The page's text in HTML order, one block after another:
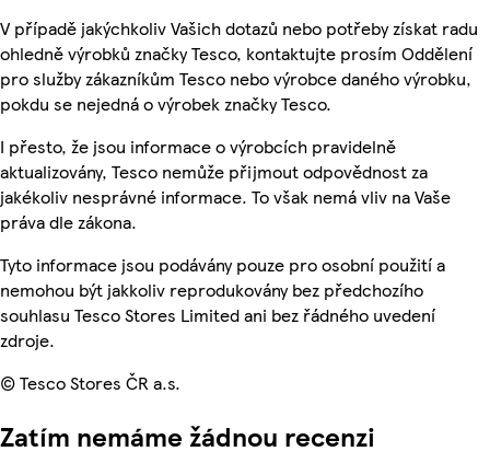
V případě jakýchkoliv Vašich dotazů nebo potřeby získat radu
ohledně výrobků značky Tesco, kontaktujte prosím Oddělení
pro služby zákazníkům Tesco nebo výrobce daného výrobku,
pokdu se nejedná o výrobek značky Tesco.
I přesto, že jsou informace o výrobcích pravidelně
aktualizovány, Tesco nemůže přijmout odpovědnost za
jakékoliv nesprávné informace. To však nemá vliv na Vaše
práva dle zákona.
Tyto informace jsou podávány pouze pro osobní použití a
nemohou být jakkoliv reprodukovány bez předchozího
souhlasu Tesco Stores Limited ani bez řádného uvedení
zdroje.
© Tesco Stores ČR a.s.
Zatím nemáme žádnou recenzi